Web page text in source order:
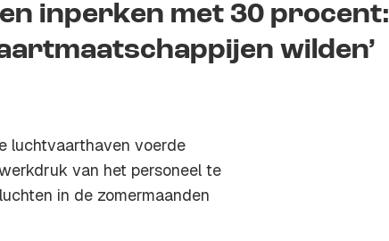
inperken met 30 procent:
wilden’
luchtvaarthaven voerde
van het personeel te
in de zomermaanden